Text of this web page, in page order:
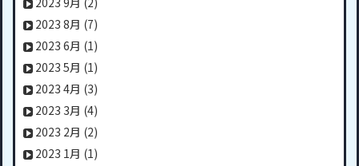
2023 8月 (7)
2023 6月 (1)
2023 5月 (1)
2023 4月 (3)
2023 3月 (4)
2023 2月 (2)
2023 1月 (1)